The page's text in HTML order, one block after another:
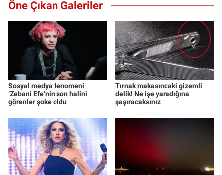
Öne Çıkan Galeriler
Sosyal medya fenomeni
‘Zebani Efe’nin son halini
görenler şoke oldu
Tırnak makasındaki gizemli
delik! Ne işe yaradığına
şaşıracaksınız